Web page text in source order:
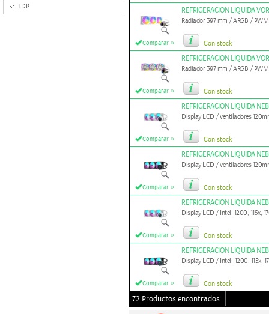
TDP
Comparar »
REFRIGERACION LIQUIDA
Radiador 397 mm / ARGB /
Con stock
Comparar »
REFRIGERACION LIQUIDA
Radiador 397 mm / ARGB /
Con stock
Comparar »
REFRIGERACION LIQUIDA
Display LCD / ventiladores
Con stock
Comparar »
REFRIGERACION LIQUIDA
Display LCD / ventiladores
Con stock
Comparar »
REFRIGERACION LIQUIDA
Display LCD / Intel: 1200, 115x,
Con stock
Comparar »
REFRIGERACION LIQUIDA
Display LCD / Intel: 1200, 115x,
Con stock
72 Productos encontrados